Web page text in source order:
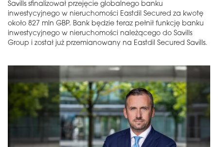
Savills sfinalizował przejęcie globalnego banku
inwestycyjnego w nieruchomości Eastdil Secured za kwotę
około 827 mln GBP. Bank będzie teraz pełnił funkcję banku
inwestycyjnego w nieruchomości należącego do Savills
Group i został już przemianowany na Eastdil Secured Savills.